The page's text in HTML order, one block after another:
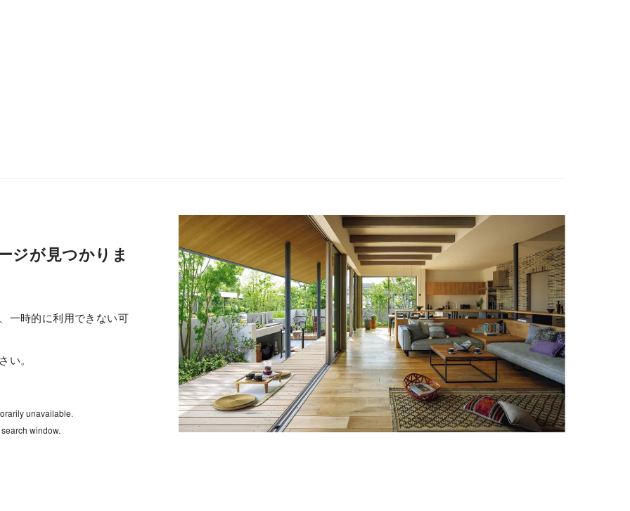
ジが見つかりま
一時的に利用できない可
い。
unavailable.
window.